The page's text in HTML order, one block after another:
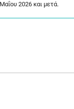
2026 και μετά.